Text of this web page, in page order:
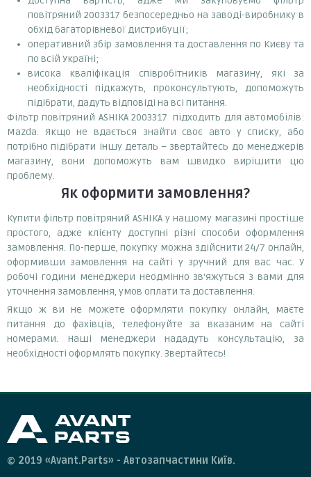
повітряний 2003317 безпосередньо на заводі-виробнику в
обхід багаторівневої дистрибуції;
оперативний збір замовлення та доставлення по Києву та
по всій Україні;
висока кваліфікація співробітників магазину, які за
необхідності підкажуть, проконсультують, допоможуть
підібрати, дадуть відповіді на всі питання.
Фільтр повітряний ASHIKA 2003317 підходить для автомобілів:
Mazda. Якщо не вдається знайти своє авто у списку, або
потрібно підібрати іншу деталь – звертайтесь до менеджерів
магазину, вони допоможуть вам швидко вирішити цю
проблему.
Як оформити замовлення?
Купити фільтр повітряний ASHIKA у нашому магазині простіше
простого, адже клієнту доступні різні способи оформлення
замовлення. По-перше, покупку можна здійснити 24/7 онлайн,
оформивши замовлення на сайті у зручний для вас час. У
робочі години менеджери неодмінно зв'яжуться з вами для
уточнення замовлення, умов оплати та доставлення.
Якщо ж ви не можете оформляти покупку онлайн, маєте
питання до фахівців, телефонуйте за вказаним на сайті
номерами. Наші менеджери нададуть консультацію, за
необхідності оформлять покупку. Звертайтесь!
© 2019 «Avant.Parts» - Автозапчастини Київ.